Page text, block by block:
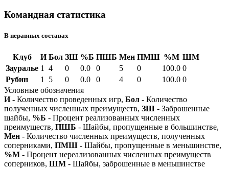
Командная статистика
В неравных составах
Клуб И Бол ЗШ %Б ПШБ Мен ПМШ %М ШМ
Зауралье 1 4 0 0.0 0 5 0 100.0 0
Рубин
1 5 0 0.0 0 4 0 100.0 0
Условные обозначения
И- Количество проведенных игр, Бол - Количество
полученных численных преимуществ, ЗШ - Заброшенные
шайбы, %Б - Процент реализованных численных
преимуществ, ПШБ - Шайбы, пропущенные в большинстве,
Мен - Количество численных преимуществ, полученных
соперниками, ПМШ - Шайбы, пропущенные в меньшинстве,
%М - Процент нереализованных численных преимуществ
соперников, ШМ - Шайбы, заброшенные в меньшинстве